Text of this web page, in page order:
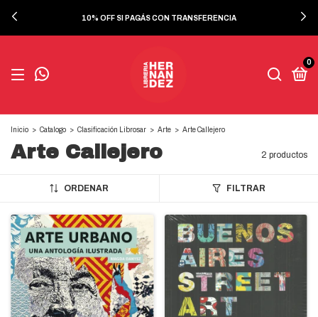
10% OFF SI PAGÁS CON TRANSFERENCIA
0
Inicio > Catalogo > Clasificación Librosar > Arte > Arte Callejero
Arte Callejero 2 productos
ORDENAR FILTRAR